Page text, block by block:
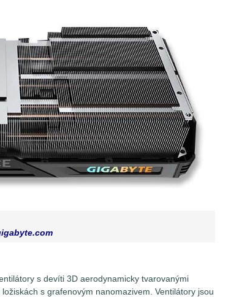
s devíti 3D aerodynamicky tvarovanými
s grafenovým nanomazivem. Ventilátory jsou